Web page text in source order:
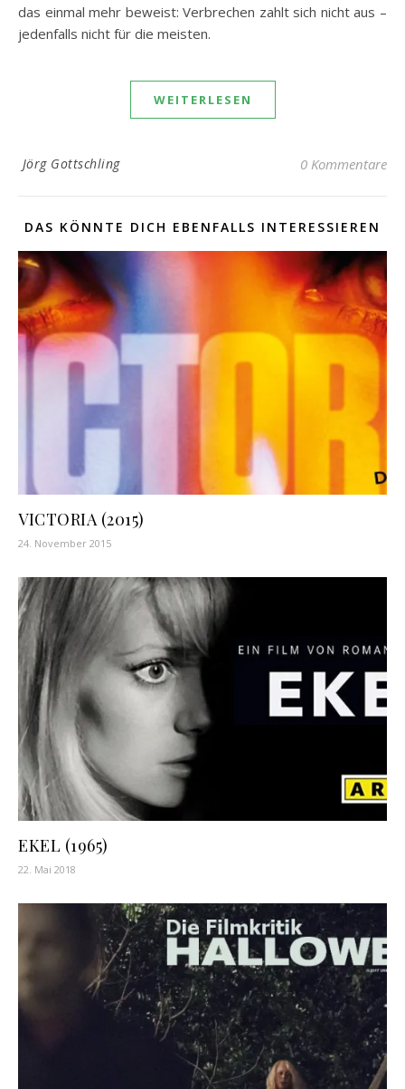
das einmal mehr beweist: Verbrechen zahlt sich nicht aus –
jedenfalls nicht für die meisten.
WEITERLESEN
Jörg Gottschling 0 Kommentare
DAS KÖNNTE DICH EBENFALLS INTERESSIEREN
VICTORIA (2015)
24. November 2015
EKEL (1965)
22. Mai 2018